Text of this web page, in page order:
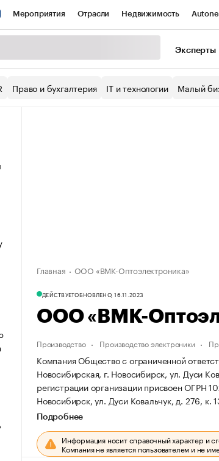
Мероприятия Отрасли Недвижимость
СПб Спецпроекты
Эксперты
Право и бухгалтерия IT и технологии Малый
Главная ООО «ВМК-Оптоэлектроника»
ДЕЙСТВУЕТОБНОВЛЕНО, 16.11.2023
ООО «ВМК-
Производство Производство электроники
Компания Общество с ограниченной
Новосибирская, г. Новосибирск, ул. Дуси
регистрации организации присвоен
Новосибирск, ул. Дуси Ковальчук, д. 276, к.
Подробнее
Информация носит справочный характер и
Компания не является пользователем и не